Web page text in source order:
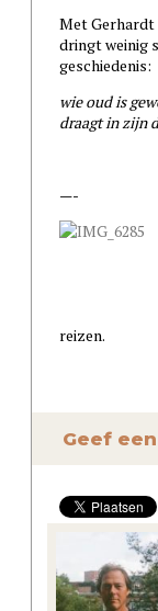
Met Gerhardt
dringt weinig
geschiedenis:
wie oud is
draagt in zijn
—-
reizen.
Geef